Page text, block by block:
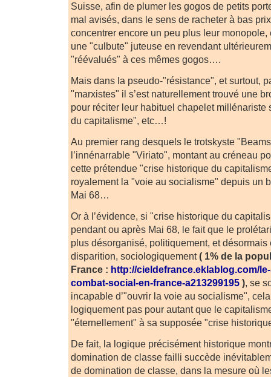
Suisse, afin de plumer les gogos de petits
mal avisés, dans le sens de racheter à bas
concentrer encore un peu plus leur monopole,
une "culbute" juteuse en revendant
"réévalués" à ces mêmes gogos….
Mais dans la pseudo-"résistance", et surtout,
"marxistes" il s’est naturellement trouvé une
pour réciter leur habituel chapelet millénariste
du capitalisme", etc…!
Au premier rang desquels le trotskyste
l’innénarrable "Viriato", montant au créneau
cette prétendue "crise historique du
royalement la "voie au socialisme" depuis un
Mai 68…
Or à l’évidence, si "crise historique du
pendant ou après Mai 68, le fait que le
plus désorganisé, politiquement, et désormais
disparition, sociologiquement( 1% de la
France : http://cieldefrance.eklablog.com/
combat-social-en-france-a213299195 ), se
incapable d’"ouvrir la voie au socialisme",
logiquement pas pour autant que le
"éternellement" à sa supposée "crise
De fait, la logique précisément historique
domination de classe failli succède
de domination de classe, dans la mesure où